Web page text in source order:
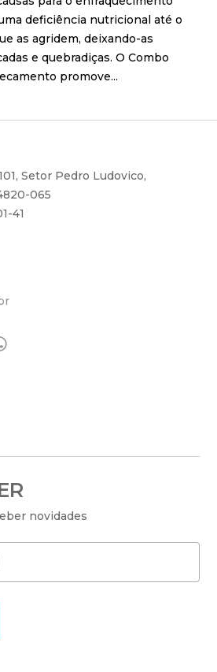
deficiência nutricional até o
as agridem, deixando-as
e quebradiças. O Combo
promove...
Setor Pedro Ludovico,
065
41
novidades